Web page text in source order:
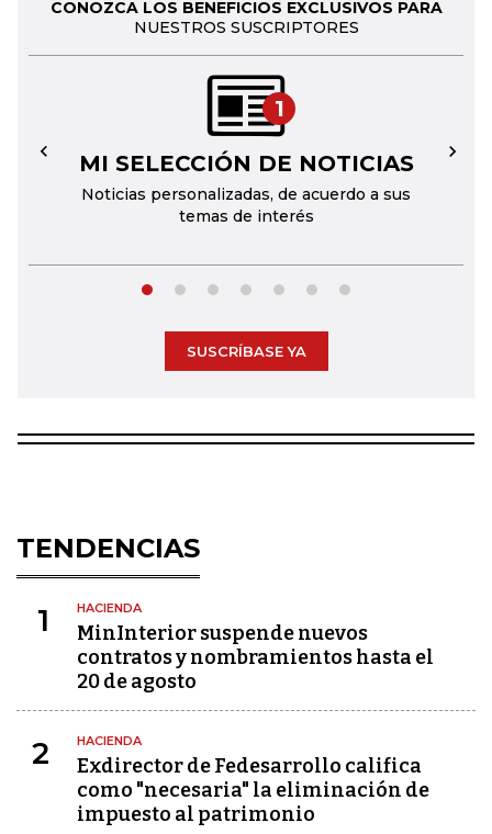
CONOZCA LOS BENEFICIOS EXCLUSIVOS PARA
NUESTROS SUSCRIPTORES
1
MI SELECCIÓN DE NOTICIAS
Noticias personalizadas, de acuerdo a sus
temas de interés
← →
SUSCRÍBASE YA
TENDENCIAS
1 HACIENDA
MinInterior suspende nuevos
contratos y nombramientos hasta el
20 de agosto
2 HACIENDA
Exdirector de Fedesarrollo califica
como "necesaria" la eliminación de
impuesto al patrimonio